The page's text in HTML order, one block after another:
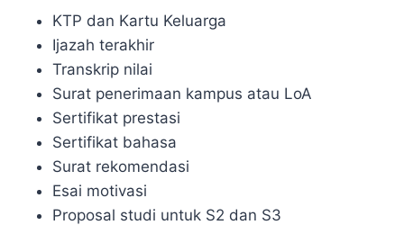
KTP dan Kartu Keluarga
Ijazah terakhir
Transkrip nilai
Surat penerimaan kampus atau LoA
Sertifikat prestasi
Sertifikat bahasa
Surat rekomendasi
Esai motivasi
Proposal studi untuk S2 dan S3